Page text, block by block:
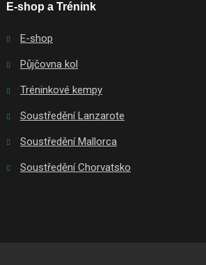
E-shop a Trénink
E-shop
Půjčovna kol
Tréninkové kempy
Soustředění Lanzarote
Soustředění Mallorca
Soustředění Chorvatsko